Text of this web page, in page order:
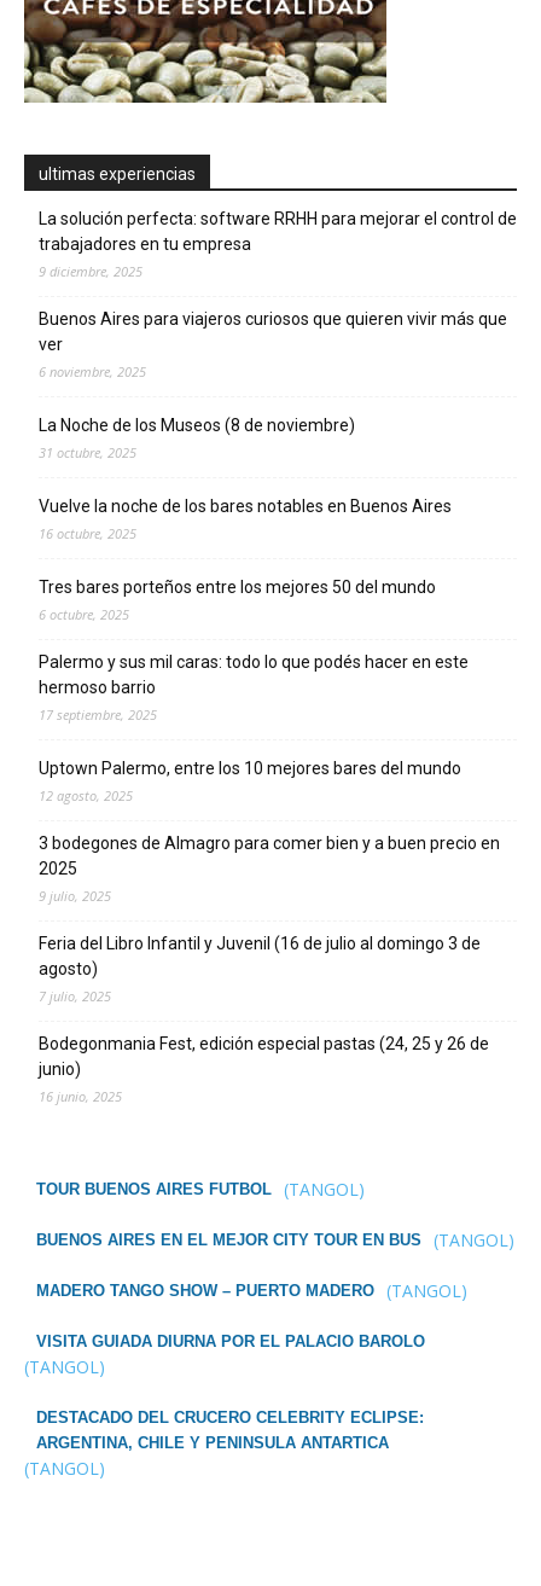
ultimas experiencias
La solución perfecta: software RRHH para mejorar el control de
trabajadores en tu empresa
9 diciembre, 2025
Buenos Aires para viajeros curiosos que quieren vivir más que
ver
6 noviembre, 2025
La Noche de los Museos (8 de noviembre)
31 octubre, 2025
Vuelve la noche de los bares notables en Buenos Aires
16 octubre, 2025
Tres bares porteños entre los mejores 50 del mundo
6 octubre, 2025
Palermo y sus mil caras: todo lo que podés hacer en este
hermoso barrio
17 septiembre, 2025
Uptown Palermo, entre los 10 mejores bares del mundo
12 agosto, 2025
3 bodegones de Almagro para comer bien y a buen precio en
2025
9 julio, 2025
Feria del Libro Infantil y Juvenil (16 de julio al domingo 3 de
agosto)
7 julio, 2025
Bodegonmania Fest, edición especial pastas (24, 25 y 26 de
junio)
16 junio, 2025
TOUR BUENOS AIRES FUTBOL (TANGOL)
BUENOS AIRES EN EL MEJOR CITY TOUR EN BUS (TANGOL)
MADERO TANGO SHOW – PUERTO MADERO (TANGOL)
VISITA GUIADA DIURNA POR EL PALACIO BAROLO
(TANGOL)
DESTACADO DEL CRUCERO CELEBRITY ECLIPSE:
ARGENTINA, CHILE Y PENINSULA ANTARTICA
(TANGOL)